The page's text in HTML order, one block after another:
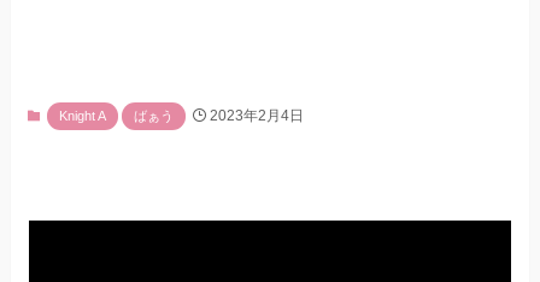
Knight A ばぁう 2023年2月4日